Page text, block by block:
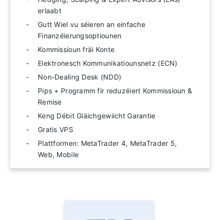
erlaabt
Gutt Wiel vu séieren an einfache
Finanzéierungsoptiounen
Kommissioun fräi Konte
Elektronesch Kommunikatiounsnetz (ECN)
Non-Dealing Desk (NDD)
Pips + Programm fir reduzéiert Kommissioun &
Remise
Keng Débit Gläichgewiicht Garantie
Gratis VPS
Plattformen: MetaTrader 4, MetaTrader 5,
Web, Mobile